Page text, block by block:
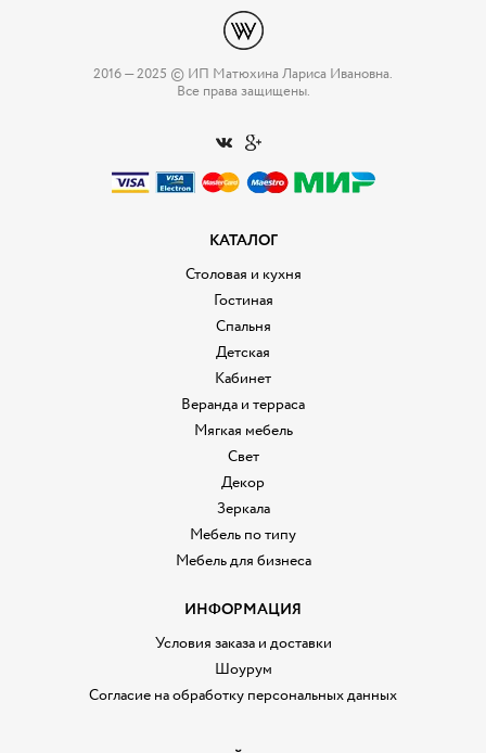
2016 — 2025 © ИП Матюхина Лариса Ивановна.
Все права защищены.
КАТАЛОГ
Столовая и кухня
Гостиная
Спальня
Детская
Кабинет
Веранда и терраса
Мягкая мебель
Свет
Декор
Зеркала
Мебель по типу
Мебель для бизнеса
ИНФОРМАЦИЯ
Условия заказа и доставки
Шоурум
Согласие на обработку персональных данных